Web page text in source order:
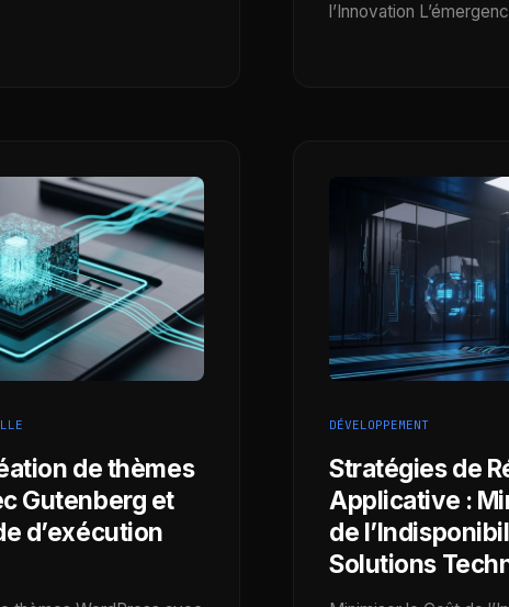
l’Innovation
de thèmes
Gutenberg et
d’exécution
DÉVELOPPEMENT
Stratégies de
Applicative :
de
Solutions